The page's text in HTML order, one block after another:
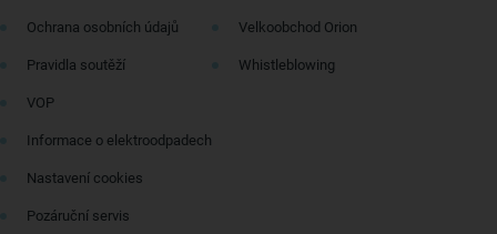
Ochrana osobních údajů
Pravidla soutěží
VOP
Informace o elektroodpadech
Nastavení cookies
Pozáruční servis
Velkoobchod Orion
Whistleblowing